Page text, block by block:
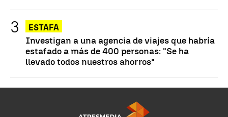
ESTAFA
Investigan a una agencia de viajes que habría
estafado a más de 400 personas: "Se ha
llevado todos nuestros ahorros"